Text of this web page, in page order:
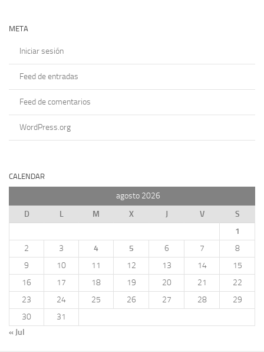
META
Iniciar sesión
Feed de entradas
Feed de comentarios
WordPress.org
CALENDAR
agosto 2026
D
L M X J V
S
1
2
3 4 5 6 7
8
9
10 11 12 13 14
15
16
17 18 19 20 21
22
23
24 25 26 27 28
29
30
31
« Jul